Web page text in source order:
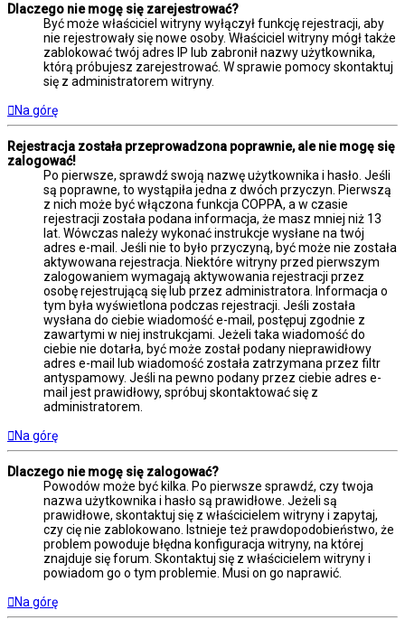
Dlaczego nie mogę się zarejestrować?
Być może właściciel witryny wyłączył funkcję rejestracji, aby
nie rejestrowały się nowe osoby. Właściciel witryny mógł także
zablokować twój adres IP lub zabronił nazwy użytkownika,
którą próbujesz zarejestrować. W sprawie pomocy skontaktuj
się z administratorem witryny.
Na górę
Rejestracja została przeprowadzona poprawnie, ale nie mogę się
zalogować!
Po pierwsze, sprawdź swoją nazwę użytkownika i hasło. Jeśli
są poprawne, to wystąpiła jedna z dwóch przyczyn. Pierwszą
z nich może być włączona funkcja COPPA, a w czasie
rejestracji została podana informacja, że masz mniej niż 13
lat. Wówczas należy wykonać instrukcje wysłane na twój
adres e-mail. Jeśli nie to było przyczyną, być może nie została
aktywowana rejestracja. Niektóre witryny przed pierwszym
zalogowaniem wymagają aktywowania rejestracji przez
osobę rejestrującą się lub przez administratora. Informacja o
tym była wyświetlona podczas rejestracji. Jeśli została
wysłana do ciebie wiadomość e-mail, postępuj zgodnie z
zawartymi w niej instrukcjami. Jeżeli taka wiadomość do
ciebie nie dotarła, być może został podany nieprawidłowy
adres e-mail lub wiadomość została zatrzymana przez filtr
antyspamowy. Jeśli na pewno podany przez ciebie adres e-
mail jest prawidłowy, spróbuj skontaktować się z
administratorem.
Na górę
Dlaczego nie mogę się zalogować?
Powodów może być kilka. Po pierwsze sprawdź, czy twoja
nazwa użytkownika i hasło są prawidłowe. Jeżeli są
prawidłowe, skontaktuj się z właścicielem witryny i zapytaj,
czy cię nie zablokowano. Istnieje też prawdopodobieństwo, że
problem powoduje błędna konfiguracja witryny, na której
znajduje się forum. Skontaktuj się z właścicielem witryny i
powiadom go o tym problemie. Musi on go naprawić.
Na górę